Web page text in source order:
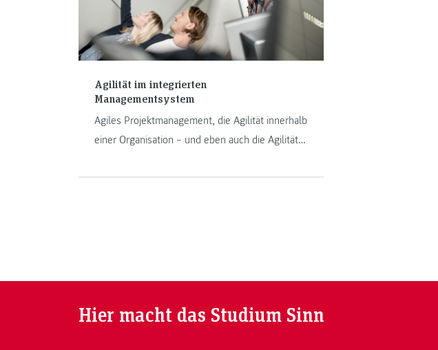
Agilität im integrierten
Managementsystem
Agiles Projektmanagement, die Agilität innerhalb
einer Organisation – und eben auch die Agilität
Anklang finden.
Hier macht das Studium Sinn